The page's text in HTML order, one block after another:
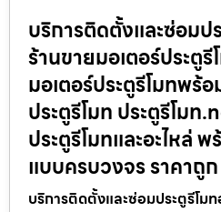
บริการติดตั้งและซ่อมป
ร้านขายมอเตอร์ประตู
มอเตอร์ประตูรีโมทพร้
ประตูรีโมท ประตูรีโม
ประตูรีโมทและอะไหล่
แบบครบวงจร ราคาถูก
บริการติดตั้งและซ่อมประตูรีโม